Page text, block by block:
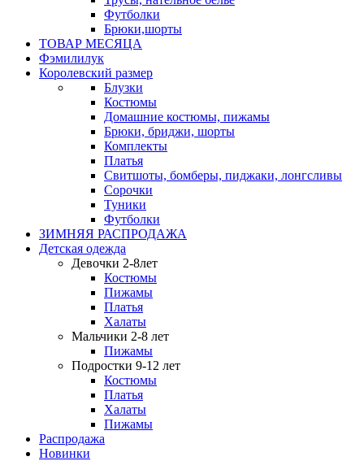
Футболки
Брюки,шорты
ТОВАР МЕСЯЦА
Фэмилилук
Королевский размер
Блузки
Костюмы
Домашние костюмы, пижамы
Брюки, бриджи, шорты
Комплекты
Платья
Свитшоты, бомберы, пиджаки, лонгсливы
Сорочки
Туники
Футболки
ЗИМНЯЯ РАСПРОДАЖА
Детская одежда
Девочки 2-8лет
Костюмы
Пижамы
Платья
Халаты
Мальчики 2-8 лет
Пижамы
Подростки 9-12 лет
Костюмы
Платья
Халаты
Пижамы
Распродажа
Новинки